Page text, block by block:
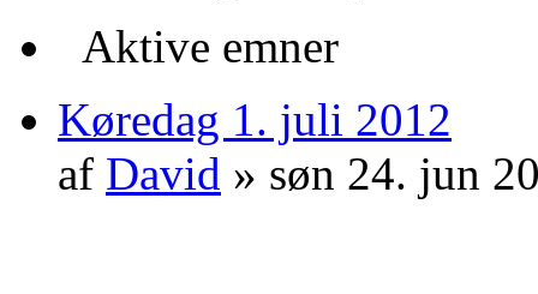
Aktive emner
Køredag 1. juli 2012
af David » søn 24. jun